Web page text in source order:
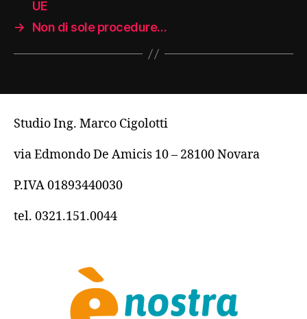
UE
→
Non di sole procedure…
Studio Ing. Marco Cigolotti
via Edmondo De Amicis 10 – 28100 Novara
P.IVA 01893440030
tel. 0321.151.0044